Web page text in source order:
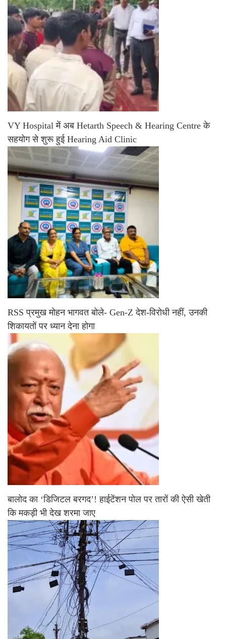
VY Hospital में अब Hetarth Speech & Hearing Centre के
सहयोग से शुरू हुई Hearing Aid Clinic
RSS प्रमुख मोहन भागवत बोले- Gen-Z देश-विरोधी नहीं, उनकी
शिकायतों पर ध्यान देना होगा
बालोद का ‘डिजिटल बरगद’! हाईटेंशन पोल पर तारों की ऐसी खेती
कि मकड़ी भी देख शरमा जाए